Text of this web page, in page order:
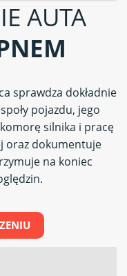
AUTA
sprawdza dokładnie
pojazdu, jego
silnika i pracę
oraz dokumentuje
na koniec